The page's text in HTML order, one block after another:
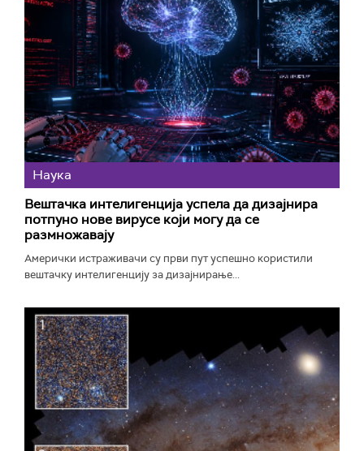
Наука
Вештачка интелигенција успела да дизајнира
потпуно нове вирусе који могу да се
размножавају
Амерички истраживачи су први пут успешно користили
вештачку интелигенцију за дизајнирање...